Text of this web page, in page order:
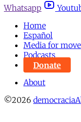
Whatsapp
Home
Español
Media for
Podcasts
Donate
About
©2026